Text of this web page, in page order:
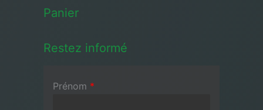
Panier
Restez informé
Prénom *